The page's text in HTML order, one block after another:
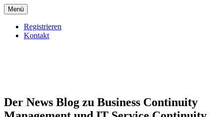
Menü
Registrieren
Kontakt
Der News Blog zu Business Continuity